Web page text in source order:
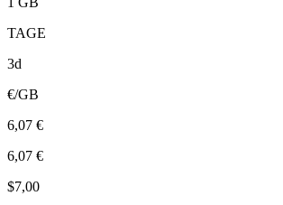
TAGE
3d
€/GB
6,07 €
6,07 €
$7,00